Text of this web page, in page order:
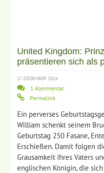
United Kingdom:
präsentieren sich als
17. DEZEMBER 2014
1 Kommentar
Permalink
Ein perverses
William schenkt seinem
Geburtstag 250 Fasane,
Erschießen. Damit folgen
Grausamkeit ihres Vaters
englischen Königin, die